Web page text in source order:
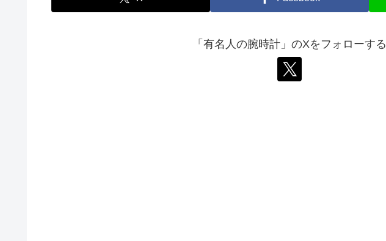
「有名人の腕時計」のXをフォローする